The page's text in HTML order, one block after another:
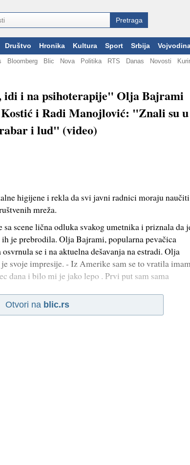
Društvo Hronika Kultura Sport Srbija
Bloomberg Blic Nova Politika RTS Danas Novosti Kurir
idi i na psihoterapije" Olja Bajrami
i Radi Manojlović: "Znali su u
i lud" (video)
higijene i rekla da svi javni radnici moraju naučiti
mreža.
scene lična odluka svakog umetnika i priznala da
je prebrodila. Olja Bajrami, popularna pevačica
se i na aktuelna dešavanja na estradi. Olja
svoje impresije. - Iz Amerike sam se to vratila imam
dana i bilo mi je jako lepo . Prvi put sam sama
Otvori na blic.rs